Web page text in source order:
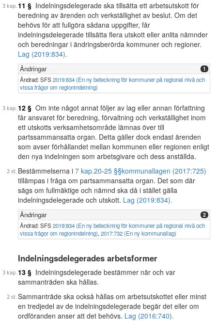
11 § Indelningsdelegerade ska tillsätta ett arbetsutskott för
beredning av ärenden och verkställighet av beslut. Om det
behövs för att fullgöra sådana uppgifter, får
indelningsdelegerade tillsätta flera utskott eller anlita nämnder
och beredningar i ändringsberörda kommuner och regioner.
Lag (2019:834).
Ändringar 1
Ändrad: SFS2019:834 (En ny beteckning för kommuner på regional nivå och
vissa frågor om regionindelning)
12 § Om inte något annat följer av lag eller annan författning
får ansvaret för beredning, förvaltning och verkställighet inom
ett utskotts verksamhetsområde lämnas över till
partssammansatta organ. Detta gäller dock endast ärenden
som avser förhållandet mellan kommunen eller regionen enligt
den nya indelningen som arbetsgivare och dess anställda.
Bestämmelserna i 7 kap.20-25 §§kommunallagen (2017:725)
tillämpas i fråga om partsammansatta organ. Det som där
sägs om fullmäktige och nämnd ska då i stället gälla
indelningsdelegerade och utskott. Lag (2019:834).
Ändringar 2
Ändrad: SFS2019:834 (En ny beteckning för kommuner på regional nivå och
vissa frågor om regionindelning), 2017:732 (En ny kommunallag)
Indelningsdelegerades arbetsformer
13 § Indelningsdelegerade bestämmer när och var
sammanträden ska hållas.
Sammanträde ska också hållas om arbetsutskottet eller minst
en tredjedel av de indelningsdelegerade begär det eller om
ordföranden anser att det behövs. Lag (2016:740).